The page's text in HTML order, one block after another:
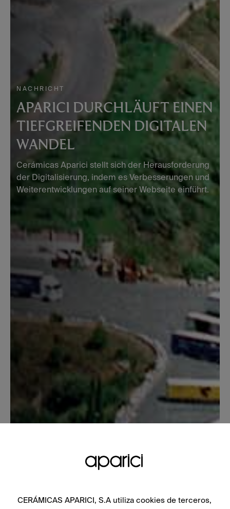
NACHRICHT
APARICI DURCHLÄUFT EINEN
TIEFGREIFENDEN DIGITALEN
WANDEL
Cerámicas Aparici stellt sich der Herausforderung
der Digitalisierung, indem es Verbesserungen und
Weiterentwicklungen auf seiner Webseite einführt.
CERÁMICAS APARICI, S.A utiliza cookies de terceros,